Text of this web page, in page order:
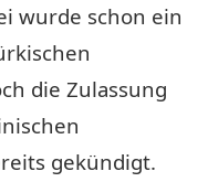
wurde schon ein
die Zulassung
gekündigt.